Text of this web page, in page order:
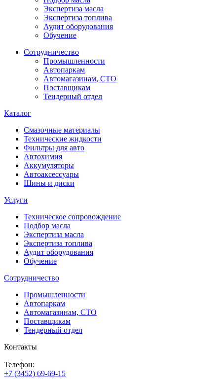
Экспертиза масла
Экспертиза топлива
Аудит оборудования
Обучение
Сотрудничество
Промышленности
Автопаркам
Автомагазинам, СТО
Поставщикам
Тендерный отдел
Каталог
Смазочные материалы
Технические жидкости
Фильтры для авто
Автохимия
Аккумуляторы
Автоаксессуары
Шины и диски
Услуги
Техническое сопровождение
Подбор масла
Экспертиза масла
Экспертиза топлива
Аудит оборудования
Обучение
Сотрудничество
Промышленности
Автопаркам
Автомагазинам, СТО
Поставщикам
Тендерный отдел
Контакты
Телефон:
+7 (3452) 69-69-15